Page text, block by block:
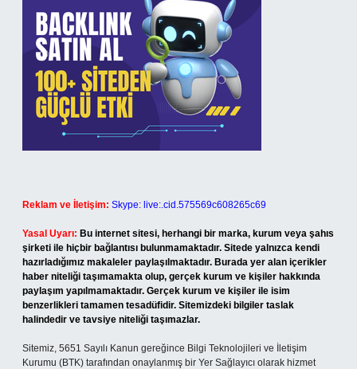
Reklam ve İletişim: Skype: live:.cid.575569c608265c69
Yasal Uyarı: Bu internet sitesi, herhangi bir marka, kurum veya şahıs
şirketi ile hiçbir bağlantısı bulunmamaktadır. Sitede yalnızca kendi
hazırladığımız makaleler paylaşılmaktadır. Burada yer alan içerikler
haber niteliği taşımamakta olup, gerçek kurum ve kişiler hakkında
paylaşım yapılmamaktadır. Gerçek kurum ve kişiler ile isim
benzerlikleri tamamen tesadüfidir. Sitemizdeki bilgiler taslak
halindedir ve tavsiye niteliği taşımazlar.
Sitemiz, 5651 Sayılı Kanun gereğince Bilgi Teknolojileri ve İletişim
Kurumu (BTK) tarafından onaylanmış bir Yer Sağlayıcı olarak hizmet